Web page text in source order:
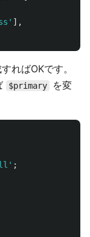
' ],
ればOKです。
$primary
を変
;